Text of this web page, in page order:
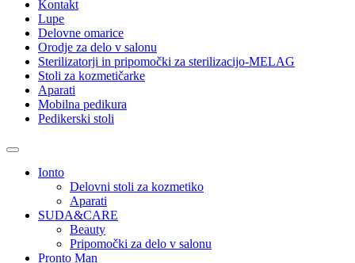
Kontakt
Lupe
Delovne omarice
Orodje za delo v salonu
Sterilizatorji in pripomočki za sterilizacijo-MELAG
Stoli za kozmetičarke
Aparati
Mobilna pedikura
Pedikerski stoli
Ionto
Delovni stoli za kozmetiko
Aparati
SUDA&CARE
Beauty
Pripomočki za delo v salonu
Pronto Man